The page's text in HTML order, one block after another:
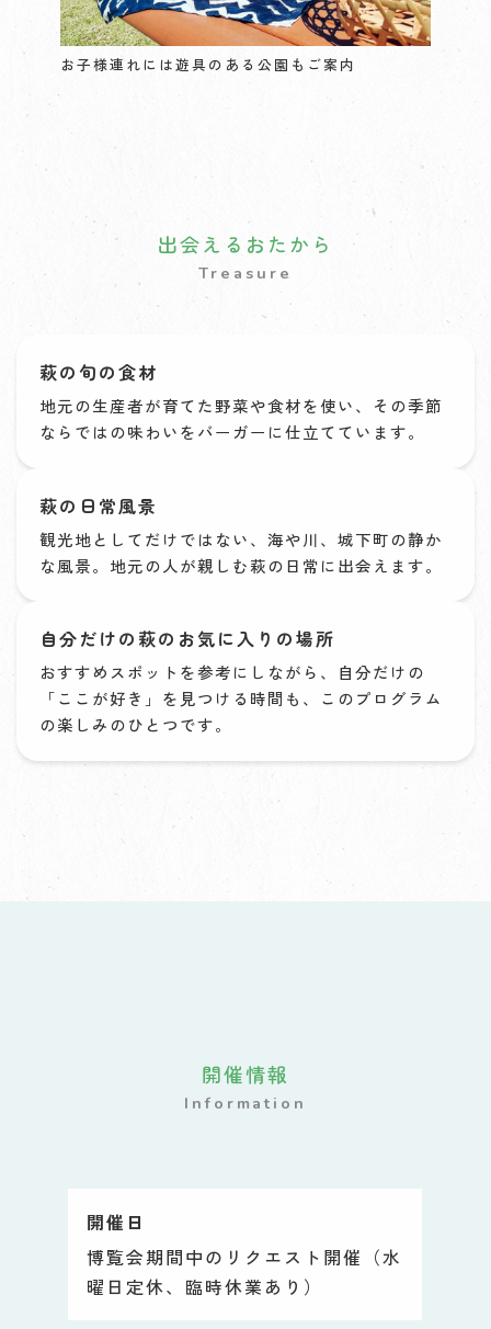
お子様連れには遊具のある公園もご案内
出会えるおたから
Treasure
萩の旬の食材
地元の生産者が育てた野菜や食材を使い、その季節
ならではの味わいをバーガーに仕立てています。
萩の日常風景
観光地としてだけではない、海や川、城下町の静か
な風景。地元の人が親しむ萩の日常に出会えます。
自分だけの萩のお気に入りの場所
おすすめスポットを参考にしながら、自分だけの
「ここが好き」を見つける時間も、このプログラム
の楽しみのひとつです。
開催情報
Information
開催日
博覧会期間中のリクエスト開催（水
曜日定休、臨時休業あり）